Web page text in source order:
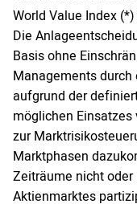
World Value Index
Die
Basis ohne
Managements
aufgrund der
möglichen
zur
Marktphasen
Zeiträume nicht
Aktienmarktes